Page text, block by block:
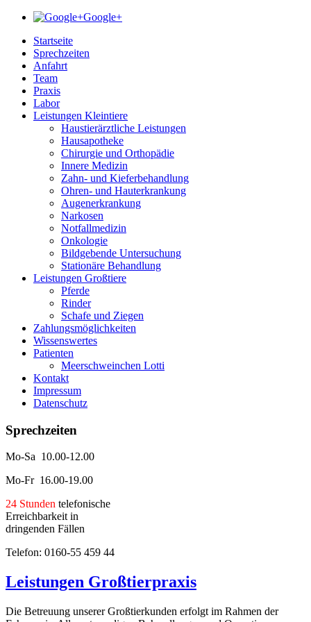
Google+
Startseite
Sprechzeiten
Anfahrt
Team
Praxis
Labor
Leistungen Kleintiere
Haustierärztliche Leistungen
Hausapotheke
Chirurgie und Orthopädie
Innere Medizin
Zahn- und Kieferbehandlung
Ohren- und Hauterkrankung
Augenerkrankung
Narkosen
Notfallmedizin
Onkologie
Bildgebende Untersuchung
Stationäre Behandlung
Leistungen Großtiere
Pferde
Rinder
Schafe und Ziegen
Zahlungsmöglichkeiten
Wissenswertes
Patienten
Meerschweinchen Lotti
Kontakt
Impressum
Datenschutz
Sprechzeiten
Mo-Sa 10.00-12.00
Mo-Fr 16.00-19.00
24 Stunden telefonische
Erreichbarkeit in
dringenden Fällen
Telefon: 0160-55 459 44
Leistungen Großtierpraxis
Die Betreuung unserer Großtierkunden erfolgt im Rahmen der